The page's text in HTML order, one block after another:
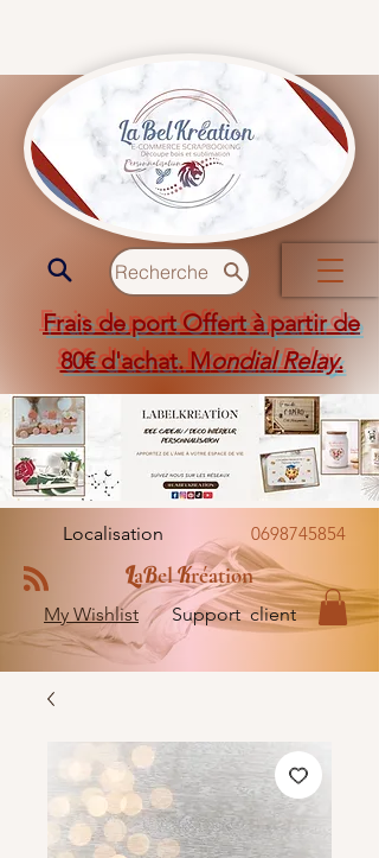
Recherche
Frais de port Offert à partir de
80€ d'achat. Mondial Relay.
Localisation 0698745854
LaBelKréation
My Wishlist Support client